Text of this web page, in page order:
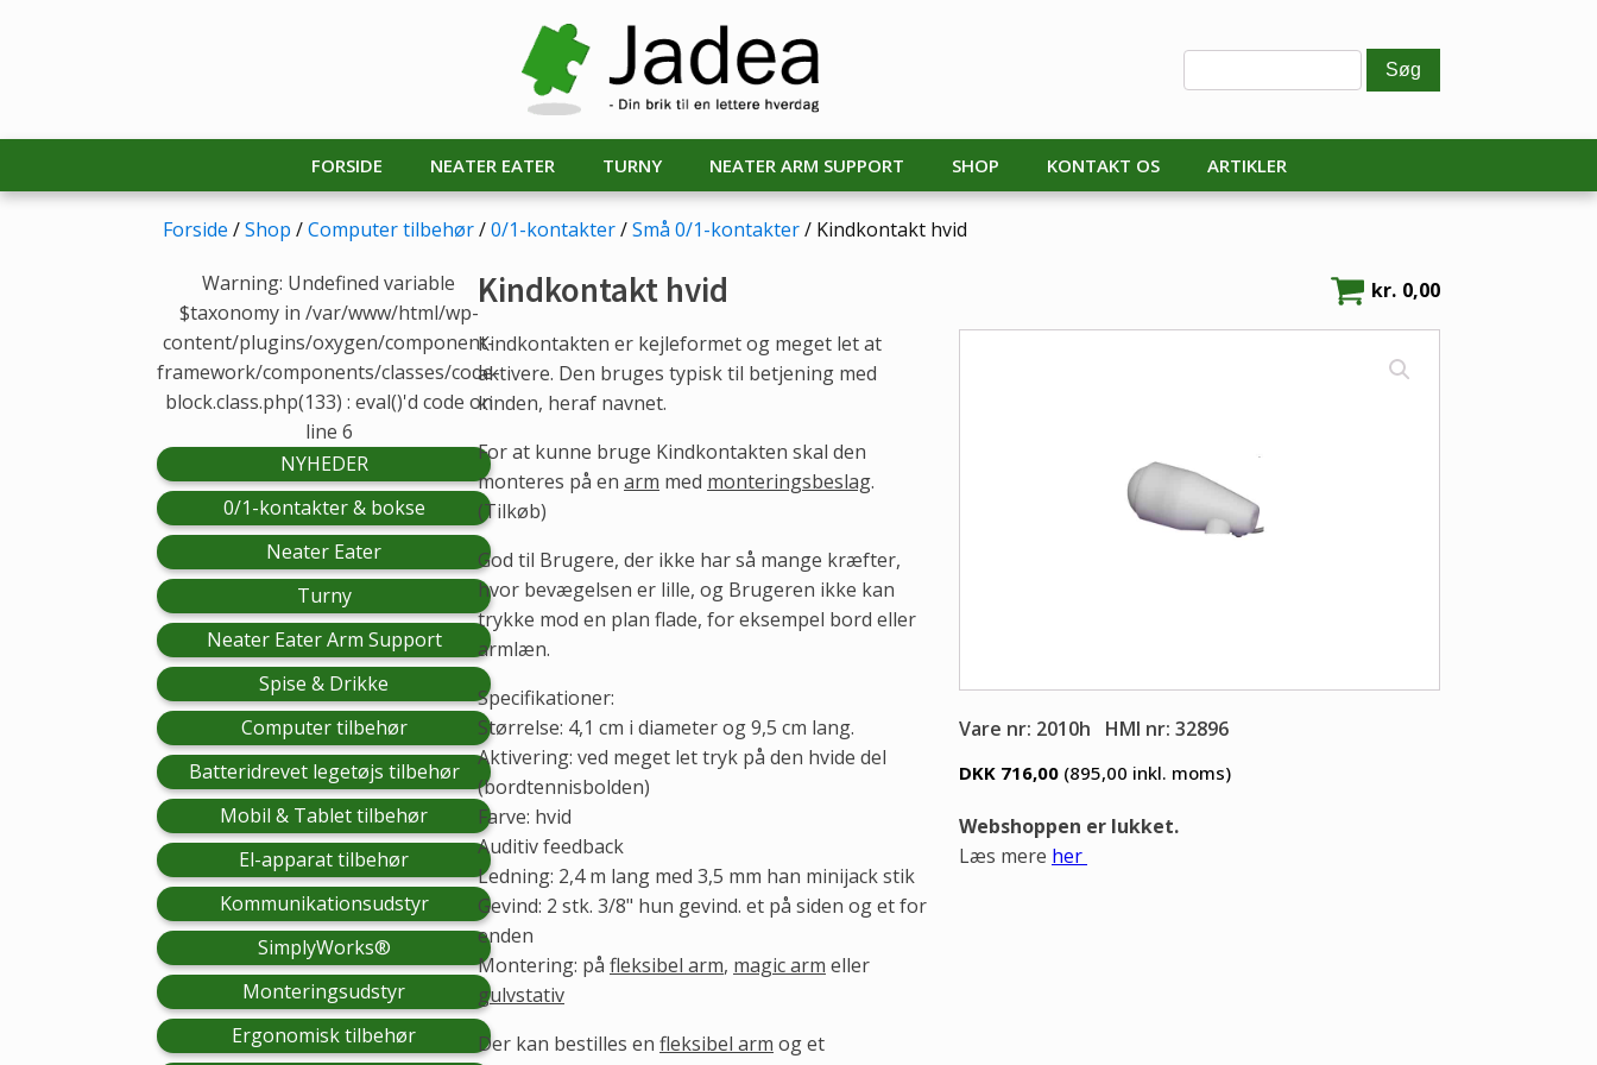
FORSIDE NEATER EATER TURNY NEATER ARM SUPPORT SHOP KONTAKT OS ARTIKLER
Forside /Shop /Computer tilbehør/0/1-kontakter/Små 0/1-kontakter/ Kindkontakt hvid
Warning: Undefined variable
$taxonomy in /var/www/html/wp-
content/plugins/oxygen/component-
framework/components/classes/code-
block.class.php(133) : eval()'d code on
line 6
NYHEDER
0/1-kontakter & bokse
Neater Eater
Turny
Neater Eater Arm Support
Spise & Drikke
Computer tilbehør
Batteridrevet legetøjs tilbehør
Mobil & Tablet tilbehør
El-apparat tilbehør
Kommunikationsudstyr
SimplyWorks®
Monteringsudstyr
Ergonomisk tilbehør
Kindkontakt hvid kr. 0,00
Kindkontakten er kejleformet og meget let at
aktivere. Den bruges typisk til betjening med
kinden, heraf navnet.
For at kunne bruge Kindkontakten skal den
monteres på en arm med monteringsbeslag.
(Tilkøb)
God til Brugere, der ikke har så mange kræfter,
hvor bevægelsen er lille, og Brugeren ikke kan
trykke mod en plan flade, for eksempel bord eller
armlæn.
Specifikationer:
Størrelse: 4,1 cm i diameter og 9,5 cm lang.
Aktivering: ved meget let tryk på den hvide del
(bordtennisbolden)
Farve: hvid
Auditiv feedback
Ledning: 2,4 m lang med 3,5 mm han minijack stik
Gevind: 2 stk. 3/8" hun gevind. et på siden og et for
enden
Montering: på fleksibel arm, magic arm eller
gulvstativ
Der kan bestilles en fleksibel arm og et
Vare nr: 2010h HMI nr: 32896
DKK 716,00 (895,00 inkl. moms)
Webshoppen er lukket.
Læs mere her